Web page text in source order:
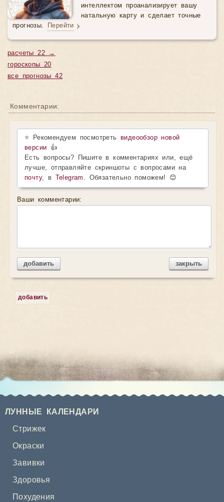
интеллектом проанализирует вашу
натальную карту и сделает точные
прогнозы. Перейти
расчеты 22 →
гороскопы 20
все прогнозы 42
Комментарии:
⭐ Рекомендуем посмотретьвидеообзор новой
версии 👍
Есть вопросы? Пишите в комментариях или, ещё
лучше, отправляйте скриншоты с вопросами на
почту, в Telegram . Обязательно поможем! 😊
Ваши комментарии:
добавить закрыть
добавить
ЛУННЫЕ КАЛЕНДАРИ
Стрижек
Окраски
Завивки
Здоровья
Похудения